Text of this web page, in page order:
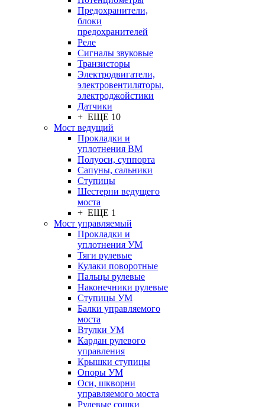
Предохранители,
блоки
предохранителей
Реле
Сигналы звуковые
Транзисторы
Электродвигатели,
электровентиляторы,
электроджойстики
Датчики
+ ЕЩЕ 10
Мост ведущий
Прокладки и
уплотнения ВМ
Полуоси, суппорта
Сапуны, сальники
Ступицы
Шестерни ведущего
моста
+ ЕЩЕ 1
Мост управляемый
Прокладки и
уплотнения УМ
Тяги рулевые
Кулаки поворотные
Пальцы рулевые
Наконечники рулевые
Ступицы УМ
Балки управляемого
моста
Втулки УМ
Кардан рулевого
управления
Крышки ступицы
Опоры УМ
Оси, шкворни
управляемого моста
Рулевые сошки